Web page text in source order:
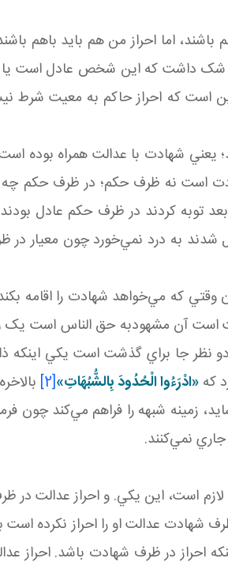
اما احراز من هم بايد باهم
اول شک داشت که اين شخص عادل
است که احراز حاکم به معيت شرط
شهادت با عدالت همراه بوده
است نه ظرف حکم؛ در ظرف حکم
کردند در ظرف حکم عادل
به درد نمي‌خورد چون معيار
وقتي که مي‌خواهد شهادت را اقامه
است آن مشهودبه حق الناس است
جا براي گذشت است يکي اينکه
که«ادْرَءُوا الْحُدُودَ بِالشُّبُهَاتِ»[2]
زمينه شبهه را فراهم مي‌کند چون
نمي‌کنند.
است، اين يکي. و احراز عدالت
شهادت عدالت او را احراز نکرده
احراز در ظرف شهادت باشد.